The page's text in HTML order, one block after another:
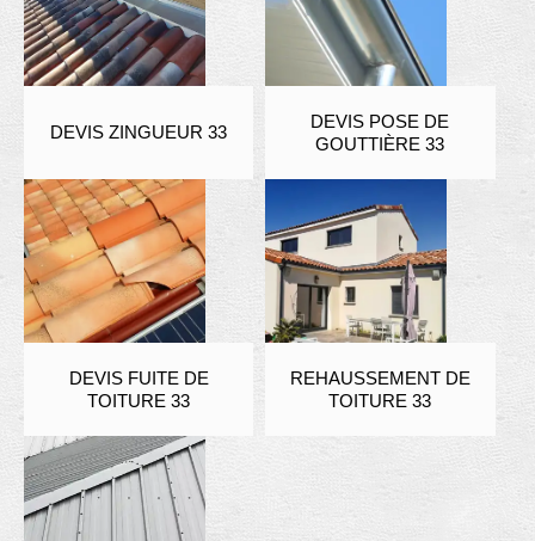
DEVIS ZINGUEUR 33
DEVIS POSE DE
GOUTTIÈRE 33
DEVIS FUITE DE
TOITURE 33
REHAUSSEMENT DE
TOITURE 33